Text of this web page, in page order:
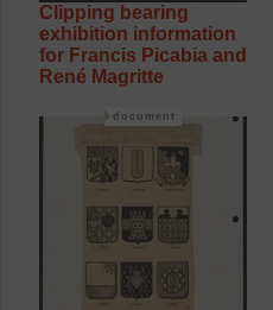
Clipping bearing
exhibition information
for Francis Picabia and
René Magritte
document